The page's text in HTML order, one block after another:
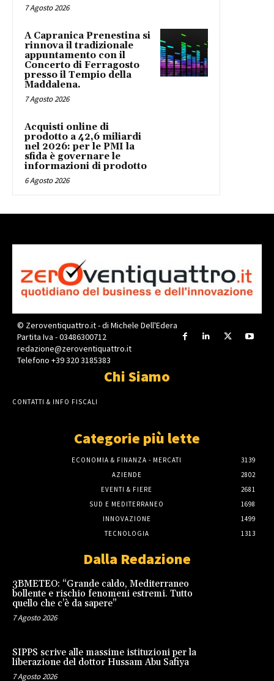
7 Agosto 2026
A Capranica Prenestina si
rinnova il tradizionale
appuntamento con il
Concerto di Ferragosto
presso il Tempio della
Maddalena.
7 Agosto 2026
Acquisti online di
prodotto a 42,6 miliardi
nel 2026: per le PMI la
sfida è governare le
informazioni di prodotto
6 Agosto 2026
© Zeroventiquattro.it - di Michele Dell'Edera
Partita Iva - 03486300712
redazione@zeroventiquattro.it
Telefono +39 320 3185383
Chi Siamo
CONTATTI & INFO FISCALI
Categorie più lette
ECONOMIA & FINANZA - MERCATI
3139
AZIENDE
2802
EVENTI & FIERE
2681
SUD E MEDITERRANEO
1698
INNOVAZIONE
1499
TECNOLOGIA
1313
Dalla Redazione
3BMETEO: “Grande caldo, Mediterraneo
bollente e rischio fenomeni estremi. Tutto
quello che c’è da sapere”
7 Agosto 2026
SIPPS scrive alle massime istituzioni per la
liberazione del dottor Hussam Abu Safiya
7 Agosto 2026